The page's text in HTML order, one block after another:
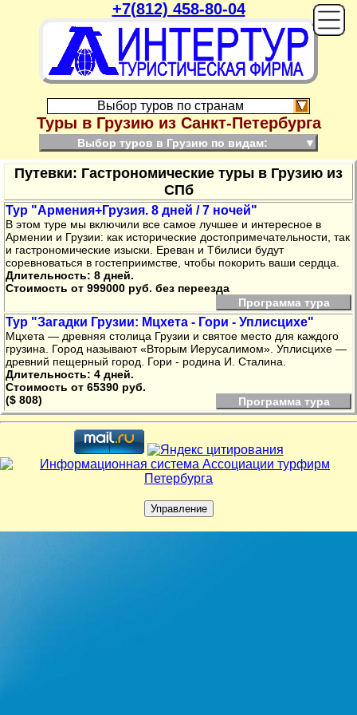
+7(812) 458-80-04
Выбор туров по странам
Туры в Грузию из Санкт-Петербурга
Выбор туров в Грузию по видам: ▼
Путевки: Гастрономические туры в Грузию из
СПб
Тур "Армения+Грузия. 8 дней / 7 ночей"
В этом туре мы включили все самое лучшее и интересное в
Армении и Грузии: как исторические достопримечательности, так
и гастрономические изыски. Ереван и Тбилиси будут
соревноваться в гостеприимстве, чтобы покорить ваши сердца.
Длительность: 8 дней.
Стоимость от 999000 руб. без переезда
Программа тура
Тур "Загадки Грузии: Мцхета - Гори - Уплисцихе"
Мцхета — древняя столица Грузии и святое место для каждого
грузина. Город называют «Вторым Иерусалимом». Уплисцихе —
древний пещерный город. Гори - родина И. Сталина.
Длительность: 4 дней.
Стоимость от 65390 руб.
($ 808)
Программа тура